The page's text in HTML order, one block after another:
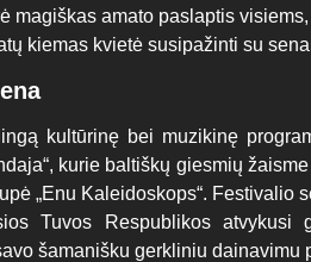
magiškas amato paslaptis
kiemas kvietė susipažinti su
kultūrinę bei muzikinę
kurie baltiškų giesmių
„Enu Kaleidoskops“. Festivalio
Tuvos Respublikos atvykusi
šamanišku gerkliniu dainavimu